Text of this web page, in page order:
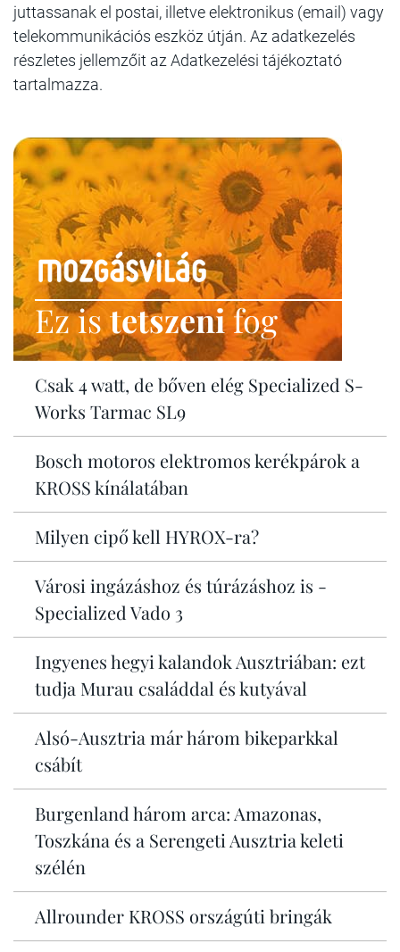
juttassanak el postai, illetve elektronikus (email) vagy
telekommunikációs eszköz útján. Az adatkezelés
részletes jellemzőit az Adatkezelési tájékoztató
tartalmazza.
Ez istetszenifog
Csak 4 watt, de bőven elég Specialized S-
Works Tarmac SL9
Bosch motoros elektromos kerékpárok a
KROSS kínálatában
Milyen cipő kell HYROX-ra?
Városi ingázáshoz és túrázáshoz is -
Specialized Vado 3
Ingyenes hegyi kalandok Ausztriában: ezt
tudja Murau családdal és kutyával
Alsó-Ausztria már három bikeparkkal
csábít
Burgenland három arca: Amazonas,
Toszkána és a Serengeti Ausztria keleti
szélén
Allrounder KROSS országúti bringák